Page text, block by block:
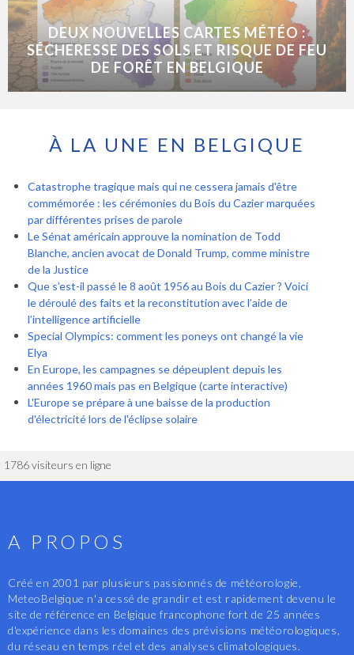
DEUX NOUVELLES CARTES MÉTÉO :
SÉCHERESSE DES SOLS ET RISQUE DE FEU
DE FORÊT EN BELGIQUE
À LA UNE EN BELGIQUE
Catastrophe tragique mais qui ne cessera jamais d'être
commémorée : les cérémonies du Bois du Cazier marquées
par différentes prises de parole
Le Sénat américain approuve la nomination de Todd
Blanche, ancien avocat de Donald Trump, comme ministre
de la Justice
Que s’est-il passé le 8 août 1956 au Bois du Cazier ? Voici
le déroulé des faits et la reconstitution avec l’aide de
l’intelligence artificielle
Special Olympics: comment les poneys ont changé la vie
Elya
En Europe, les campagnes se dépeuplent depuis les
années 1960 mais pas en Belgique (carte interactive)
L'Europe se prépare à une baisse de la production
d'électricité lors de l'éclipse solaire
1786 visiteurs en ligne
A PROPOS
Créé en 2001 par plusieurs passionnés de météorologie,
MeteoBelgique n'a cessé de grandir et est rapidement devenu le
site de référence en Belgique francophone fort de 25 années
d'expérience dans les domaines des prévisions météorologiques,
du réseau en temps réel et des analyses climatologiques.